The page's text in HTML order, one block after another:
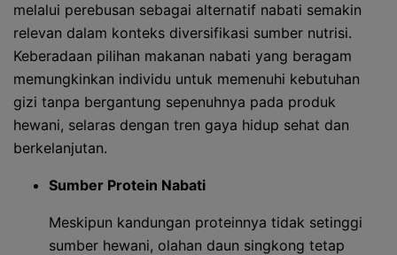
melalui perebusan sebagai alternatif nabati semakin
relevan dalam konteks diversifikasi sumber nutrisi.
Keberadaan pilihan makanan nabati yang beragam
memungkinkan individu untuk memenuhi kebutuhan
gizi tanpa bergantung sepenuhnya pada produk
hewani, selaras dengan tren gaya hidup sehat dan
berkelanjutan.
Sumber Protein Nabati
Meskipun kandungan proteinnya tidak setinggi
sumber hewani, olahan daun singkong tetap